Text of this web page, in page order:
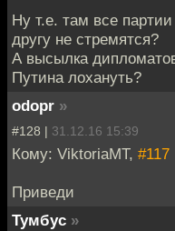
Ну т.е. там все
другу не стремятся?
А высылка
Путина лохануть?
odopr »
#128 | 31.12.16 15:39
Кому: ViktoriaMT, #117
Приведи
Тумбус »